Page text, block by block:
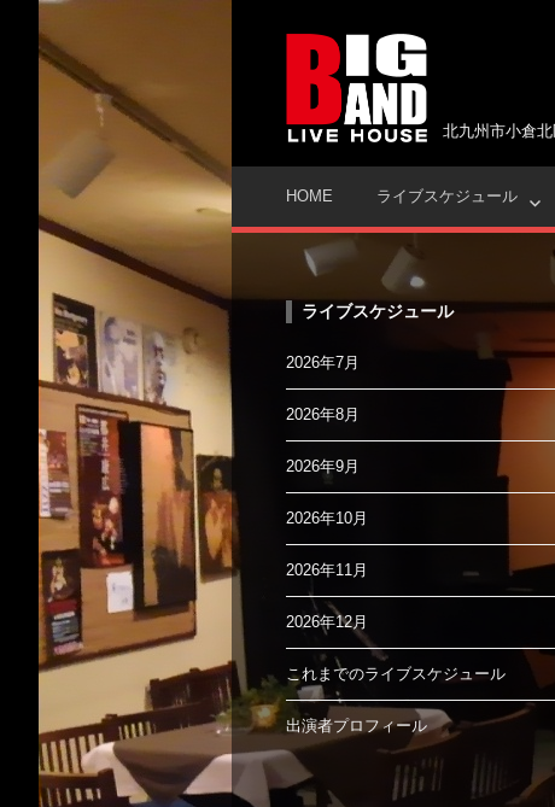
ッ
北九州市小倉
HOME ライブスケジュール
ライブスケジュール
2026年7月
2026年8月
2026年9月
2026年10月
2026年11月
2026年12月
これまでのライブスケジュール
出演者プロフィール